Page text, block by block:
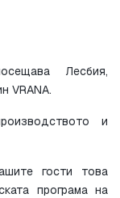
Лесбия,
VRANA.
и
програма на